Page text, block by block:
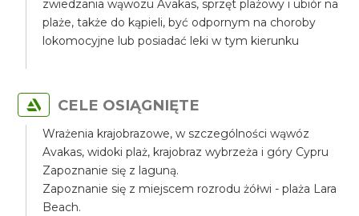
zwiedzania wąwozu Avakas, sprzęt plażowy i ubiór na
plaże, także do kąpieli, być odpornym na choroby
lokomocyjne lub posiadać leki w tym kierunku
CELE OSIĄGNIĘTE
Wrażenia krajobrazowe, w szczególności wąwóz
Avakas, widoki plaż, krajobraz wybrzeża i góry Cypru
Zapoznanie się z laguną.
Zapoznanie się z miejscem rozrodu żółwi - plaża Lara
Beach.